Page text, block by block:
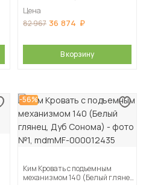
Цена
82 967 36 874
В корзину
-56%
Ким Кровать с подъемным
механизмом 140 (Белый глянец,